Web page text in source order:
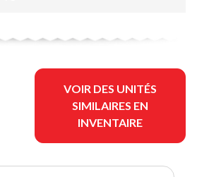
VOIR DES UNITÉS
SIMILAIRES EN
INVENTAIRE